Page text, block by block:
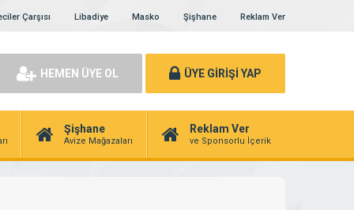
Çarşısı Libadiye Masko Şişhane Reklam Ver
HEMEN ÜYE OL ÜYE GİRİŞİ YAP
Şişhane
Avize Mağazaları
Reklam Ver
ve Sponsorlu İçerik